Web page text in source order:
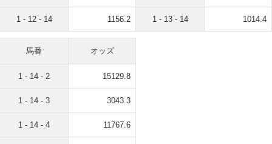
1 - 12 - 14 1156.2 1 - 13 - 14 1014.4
馬番 オッズ
1 - 14 - 2 15129.8
1 - 14 - 3 3043.3
1 - 14 - 4 11767.6